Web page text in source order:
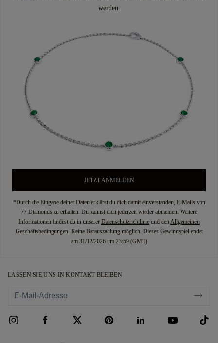
werden.
JETZT ANMELDEN
*Durch die Eingabe deiner Daten erklärst du dich damit einverstanden, E-Mails von
77 Diamonds zu erhalten. Du kannst dich jederzeit wieder abmelden. Weitere
Informationen findest du in unserer Datenschutzrichtlinie und denAllgemeinen
Geschäftsbedingungen. Keine Barauszahlung möglich. Dieses Gewinnspiel endet
am 31/12/2026 um 23:59 (GMT)
LASSEN SIE UNS IN KONTAKT BLEIBEN